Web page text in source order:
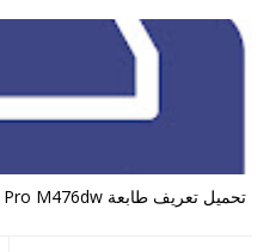
تحميل تعريف طابعة HP Color Laserjet Pro M476dw